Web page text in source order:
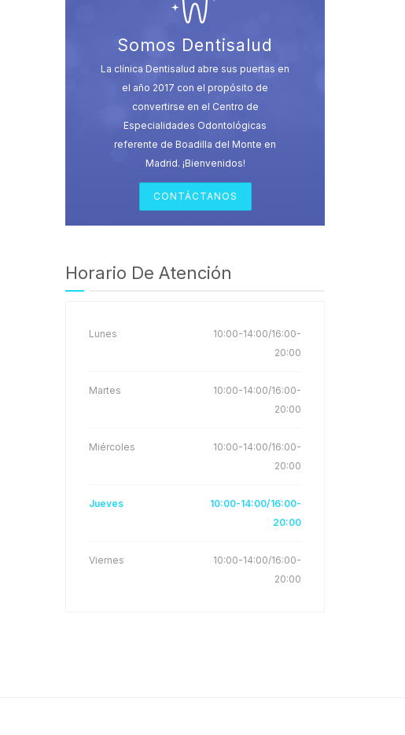
Somos Dentisalud
La clínica Dentisalud abre sus puertas en
el año 2017 con el propósito de
convertirse en el Centro de
Especialidades Odontológicas
referente de Boadilla del Monte en
Madrid. ¡Bienvenidos!
CONTÁCTANOS
Horario De Atención
Lunes
10:00-14:00/16:00-
20:00
Martes
10:00-14:00/16:00-
20:00
Miércoles
10:00-14:00/16:00-
20:00
Jueves
10:00-14:00/16:00-
20:00
Viernes
10:00-14:00/16:00-
20:00